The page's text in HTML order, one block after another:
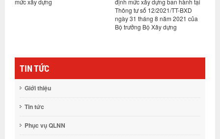
mức xây dựng
định mức xây dựng ban hành tại
Thông tư số 12/2021/TT-BXD
ngày 31 tháng 8 năm 2021 của
Bộ trưởng Bộ Xây dựng
TIN TỨC
Giới thiệu
Tin tức
Phục vụ QLNN